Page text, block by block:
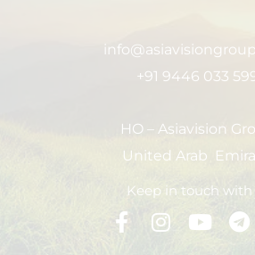
+91 9446 033
HO – Asiavision
United Arab
Keep in touch with